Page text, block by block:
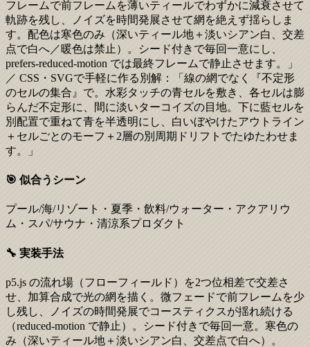
フレームで前フレームを薄いティールでわずかに減衰させて
軌跡を残し、ノイズを時間発展させて網を絶えず揺らしま
す。配色は寒色のみ（深いティール地＋淡いシアン白、交差
点で白へ／暖色は禁止）。シード付きで毎回一意にし、
prefers-reduced-motion では最終フレームで静止させます。」
／ CSS・SVGで手軽に作る別解：「線の網でなく『不定形
のセルの集合』で。水彩タッチの青セルを敷き、各セルは膨
らんだ不定形に、間に淡いターコイズの目地。下に藍セルを
別配置で重ねて青を半透明にし、白いぼやけたアウトライン
＋セルごとのモーフ＋2層の別周期ドリフトでたゆたわせま
す。」
🎯 似合うシーン
プール/海/リゾート・夏季・飲料/ウォーター・アクアリウ
ム・スパ/サウナ・清涼系プロダクト
🔧 実装手法
p5.js の流れ場（フローフィールド）を2つ位相差で交差さ
せ、加算合成で光の網を描く。微フェードで前フレームを少
し残し、ノイズの時間発展でコースティクスが揺れ続ける
（reduced-motion で静止）。シード付きで毎回一意。寒色の
み（深いティール地＋淡いシアン白、交差点で白へ）。